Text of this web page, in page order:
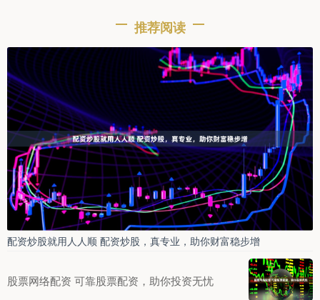
推荐阅读
配资炒股就用人人顺 配资炒股，真专业，助你财富稳步增
股票网络配资 可靠股票配资，助你投资无忧